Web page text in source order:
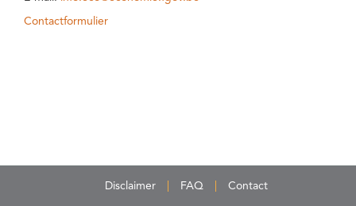
Contactformulier
Disclaimer FAQ Contact